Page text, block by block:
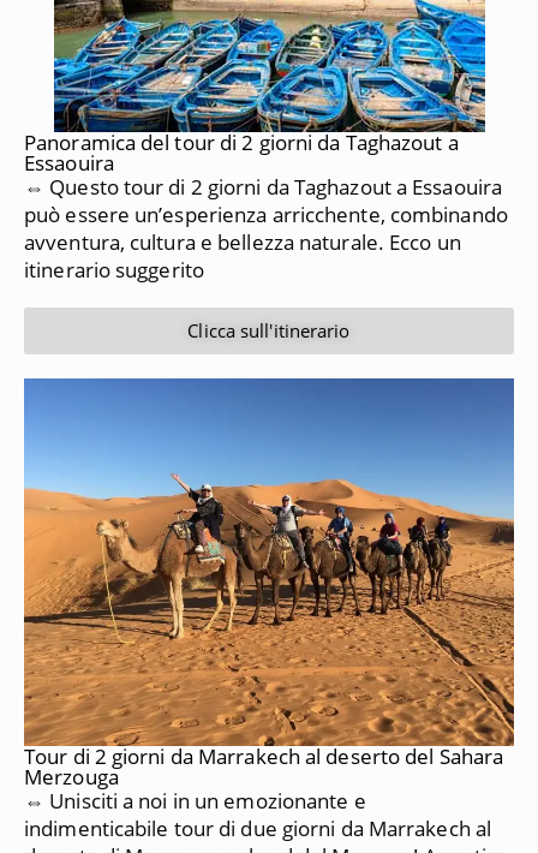
Panoramica del tour di 2 giorni da Taghazout a
Essaouira
⇔ Questo tour di 2 giorni da Taghazout a Essaouira
può essere un’esperienza arricchente, combinando
avventura, cultura e bellezza naturale. Ecco un
itinerario suggerito
Clicca sull'itinerario
Tour di 2 giorni da Marrakech al deserto del Sahara
Merzouga
⇔ Unisciti a noi in un emozionante e
indimenticabile tour di due giorni da Marrakech al